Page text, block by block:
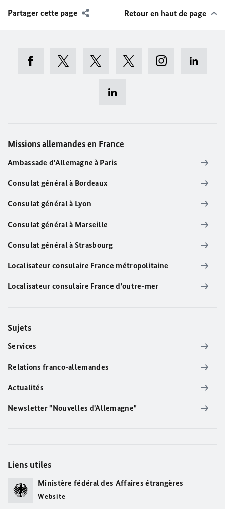
Partager cette page Retour en haut de page
Missions allemandes en France
Ambassade d'Allemagne à Paris
Consulat général à Bordeaux
Consulat général à Lyon
Consulat général à Marseille
Consulat général à Strasbourg
Localisateur consulaire France métropolitaine
Localisateur consulaire France d'outre-mer
Sujets
Services
Relations franco-allemandes
Actualités
Newsletter "Nouvelles d'Allemagne"
Liens utiles
Ministère fédéral des Affaires étrangères
Website